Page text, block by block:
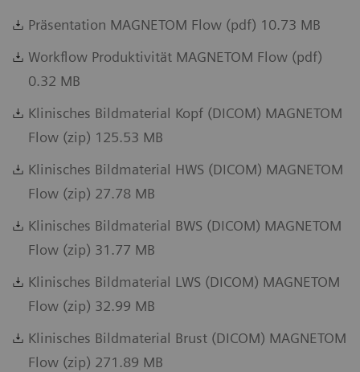
Präsentation MAGNETOM Flow (pdf) 10.73 MB
Workflow Produktivität MAGNETOM Flow (pdf)
0.32 MB
Klinisches Bildmaterial Kopf (DICOM) MAGNETOM
Flow (zip) 125.53 MB
Klinisches Bildmaterial HWS (DICOM) MAGNETOM
Flow (zip) 27.78 MB
Klinisches Bildmaterial BWS (DICOM) MAGNETOM
Flow (zip) 31.77 MB
Klinisches Bildmaterial LWS (DICOM) MAGNETOM
Flow (zip) 32.99 MB
Klinisches Bildmaterial Brust (DICOM) MAGNETOM
Flow (zip) 271.89 MB